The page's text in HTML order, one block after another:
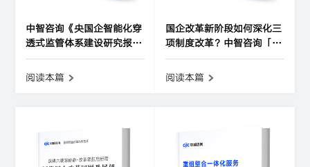
中智咨询《央国企智能化穿
透式监管体系建设研究报
告》发布！
阅读本篇
国企改革新阶段如何深化三
项制度改革？中智咨询「三
改启新程」研究报告给你指
明方向
阅读本篇